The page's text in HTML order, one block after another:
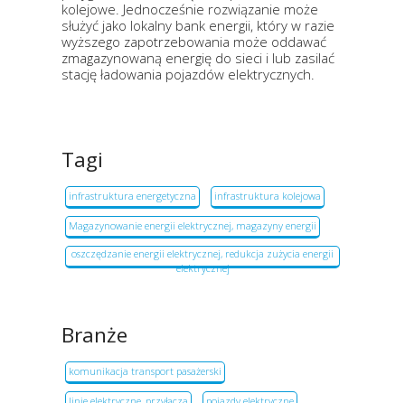
kolejowe. Jednocześnie rozwiązanie może
służyć jako lokalny bank energii, który w razie
wyższego zapotrzebowania może oddawać
zmagazynowaną energię do sieci i lub zasilać
stację ładowania pojazdów elektrycznych.
Tagi
infrastruktura energetyczna infrastruktura kolejowa
Magazynowanie energii elektrycznej, magazyny energii
oszczędzanie energii elektrycznej, redukcja zużycia energii
elektrycznej
Branże
komunikacja transport pasażerski